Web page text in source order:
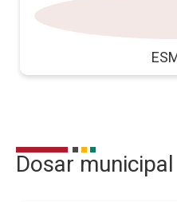
Dosar municipal